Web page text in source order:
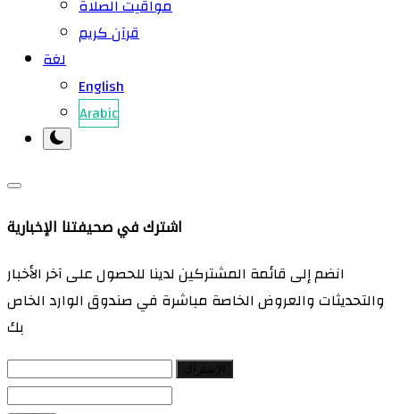
مواقيت الصلاة
قرآن كريم
لغة
English
Arabic
اشترك في صحيفتنا الإخبارية
انضم إلى قائمة المشتركين لدينا للحصول على آخر الأخبار
والتحديثات والعروض الخاصة مباشرة في صندوق الوارد الخاص
بك